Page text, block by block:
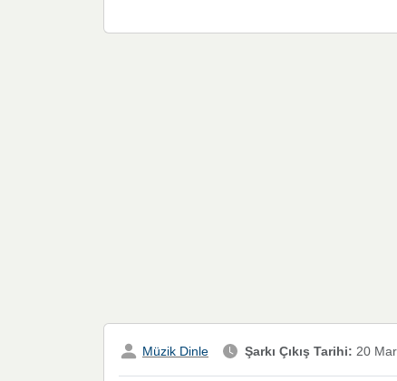
Müzik Dinle Şarkı Çıkış Tarihi: 20